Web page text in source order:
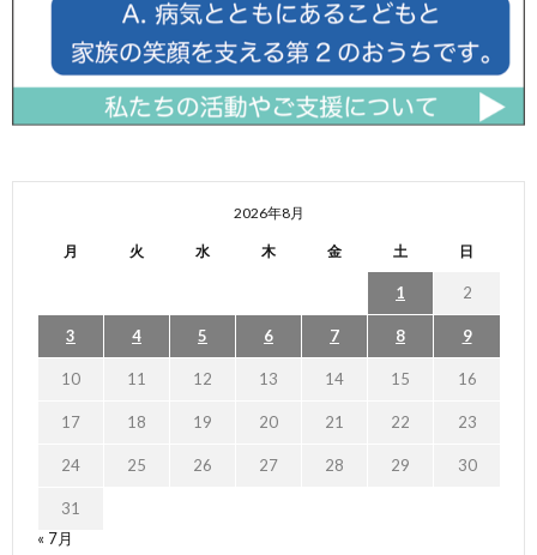
2026年8月
月 火 水 木 金 土 日
1 2
3 4 5 6 7 8 9
10 11 12 13 14 15 16
17 18 19 20 21 22 23
24 25 26 27 28 29 30
31
« 7月